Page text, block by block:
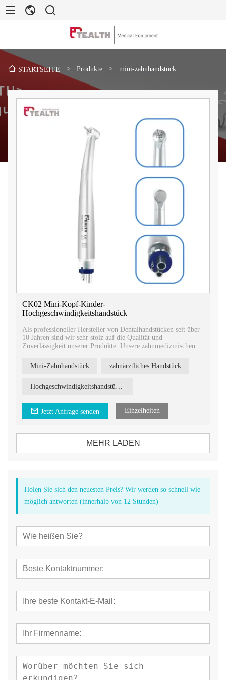
STARTSEITE > Produkte > mini-zahnhandstück
CK02 Mini-Kopf-Kinder-
Hochgeschwindigkeitshandstück
Als professioneller Hersteller von Dentalhandstücken seit über
10 Jahren sind wir sehr stolz auf die Qualität und
Zuverlässigkeit unserer Produkte. Unsere zahnmedizinischen
sind durch Zertifizierungen für die Registrierung abgesichert.
Mini-Zahnhandstück zahnärztliches Handstück
Hochgeschwindigkeitshandstück für Kinder
Jetzt Anfrage senden Einzelheiten
MEHR LADEN
Holen Sie sich den neuesten Preis? Wir werden so schnell wie
möglich antworten (innerhalb von 12 Stunden)